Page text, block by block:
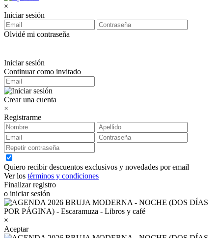
×
Iniciar sesión
Olvidé mi contraseña
Iniciar sesión
Continuar como invitado
Crear una cuenta
×
Registrarme
Quiero recibir descuentos exclusivos y novedades por email
Ver los términos y condiciones
Finalizar registro
o iniciar sesión
×
Aceptar